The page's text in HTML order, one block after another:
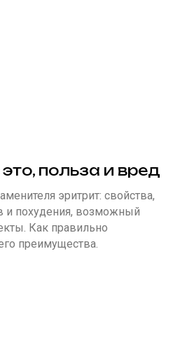
польза и вред
эритрит: свойства,
и похудения, возможный
Как правильно
преимущества.